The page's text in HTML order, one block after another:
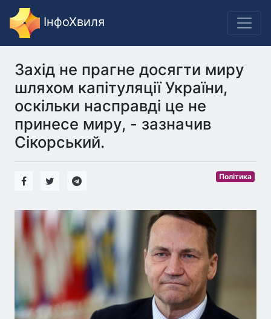
ІнфоХвиля
Захід не прагне досягти миру
шляхом капітуляції України,
оскільки насправді це не
принесе миру, - зазначив
Сікорський.
Політика